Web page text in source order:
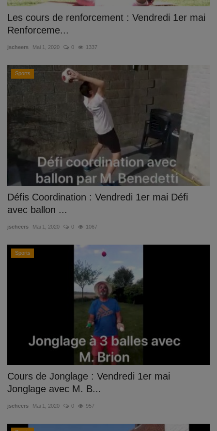
Les cours de renforcement : Vendredi 1er mai
Renforceme...
jscheers Mai 1, 2020 0 1337
Sports
Défis Coordination : Vendredi 1er mai Défi
avec ballon ...
jscheers Mai 1, 2020 0 1067
Sports
Cours de Jonglage : Vendredi 1er mai
Jonglage avec M. B...
jscheers Mai 1, 2020 0 957